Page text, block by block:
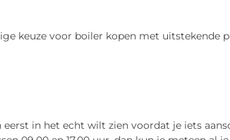
in het echt wilt zien voordat je iets